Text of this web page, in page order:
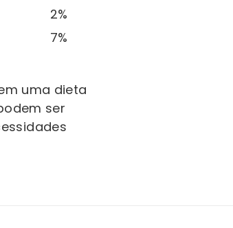
2%
7%
uma dieta
ser